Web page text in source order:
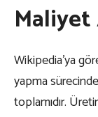
Wikipedia’ya
yapma
toplamıdır.